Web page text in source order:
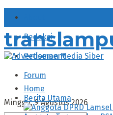
Redaksi
Pedoman Media Siber
Forum
Minggu, 9 Agustus 2026
Home
Berita Utama